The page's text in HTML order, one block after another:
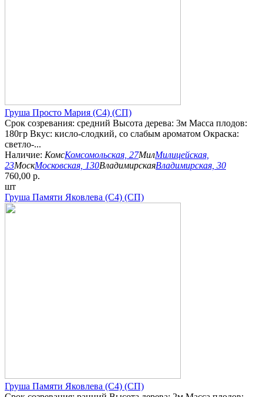
Груша Просто Мария (С4) (СП)
Срок созревания: средний Высота дерева: 3м Масса плодов:
180гр Вкус: кисло-слодкий, со слабым ароматом Окраска:
светло-...
Наличие: КомсКомсомольская, 27МилМилицейская,
23МоскМосковская, 130ВладимирскаяВладимирская, 30
760,00 р.
шт
Груша Памяти Яковлева (С4) (СП)
Груша Памяти Яковлева (С4) (СП)